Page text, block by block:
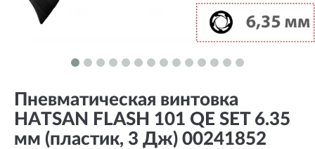
Пневматическая винтовка
HATSAN FLASH 101 QE SET 6.35
мм (пластик, 3 Дж) 00241852